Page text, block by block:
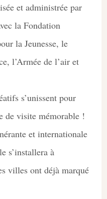
et administrée par
la Fondation
la Jeunesse, le
l’Armée de l’air et
s’unissent pour
de visite mémorable !
et internationale
s’installera à
villes ont déjà marqué